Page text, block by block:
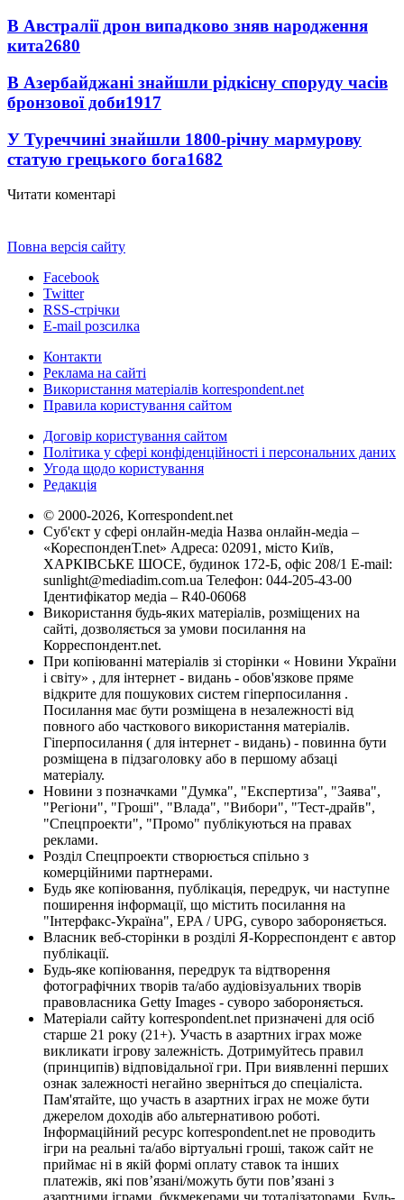
В Австралії дрон випадково зняв народження
кита2680
В Азербайджані знайшли рідкісну споруду часів
бронзової доби1917
У Туреччині знайшли 1800-річну мармурову
статую грецького бога1682
Читати коментарі
Повна версія сайту
Facebook
Twitter
RSS-стрічки
E-mail розсилка
Контакти
Реклама на сайті
Використання матеріалів korrespondent.net
Правила користування сайтом
Договір користування сайтом
Політика у сфері конфіденційності і персональних даних
Угода щодо користування
Редакція
© 2000-2026, Korrespondent.net
Суб'єкт у сфері онлайн-медіа Назва онлайн-медіа –
«КореспонденТ.net» Адреса: 02091, місто Київ,
ХАРКІВСЬКЕ ШОСЕ, будинок 172-Б, офіс 208/1 E-mail:
sunlight@mediadim.com.ua Телефон: 044-205-43-00
Ідентифікатор медіа – R40-06068
Використання будь-яких матеріалів, розміщених на
сайті, дозволяється за умови посилання на
Корреспондент.net.
При копіюванні матеріалів зі сторінки « Новини України
і світу» , для інтернет - видань - обов'язкове пряме
відкрите для пошукових систем гіперпосилання .
Посилання має бути розміщена в незалежності від
повного або часткового використання матеріалів.
Гіперпосилання ( для інтернет - видань) - повинна бути
розміщена в підзаголовку або в першому абзаці
матеріалу.
Новини з позначками "Думка", "Експертиза", "Заява",
"Регіони", "Гроші", "Влада", "Вибори", "Тест-драйв",
"Спецпроекти", "Промо" публікуються на правах
реклами.
Розділ Спецпроекти створюється спільно з
комерційними партнерами.
Будь яке копіювання, публікація, передрук, чи наступне
поширення інформації, що містить посилання на
"Інтерфакс-Україна", EPA / UPG, суворо забороняється.
Власник веб-сторінки в розділі Я-Корреспондент є автор
публікації.
Будь-яке копіювання, передрук та відтворення
фотографічних творів та/або аудіовізуальних творів
правовласника Getty Images - суворо забороняється.
Матеріали сайту korrespondent.net призначені для осіб
старше 21 року (21+). Участь в азартних іграх може
викликати ігрову залежність. Дотримуйтесь правил
(принципів) відповідальної гри. При виявленні перших
ознак залежності негайно зверніться до спеціаліста.
Пам'ятайте, що участь в азартних іграх не може бути
джерелом доходів або альтернативою роботі.
Інформаційний ресурс korrespondent.net не проводить
ігри на реальні та/або віртуальні гроші, також сайт не
приймає ні в якій формі оплату ставок та інших
платежів, які пов’язані/можуть бути пов’язані з
азартними іграми, букмекерами чи тоталізаторами. Будь-